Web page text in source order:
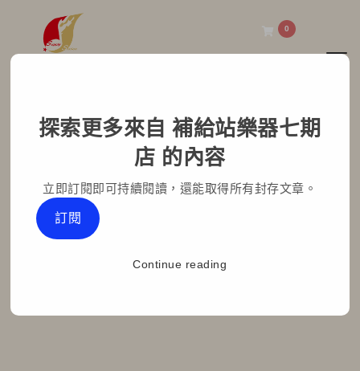
0
Stander SEE-15瓦 多功
能音箱 新品到貨在
Home
Stander SEE-15瓦 多功能音箱 新品到貨在
探索更多來自 補給站樂器七期
店 的內容
立即訂閱即可持續閱讀，還能取得所有封存文章。
訂閱
Continue reading